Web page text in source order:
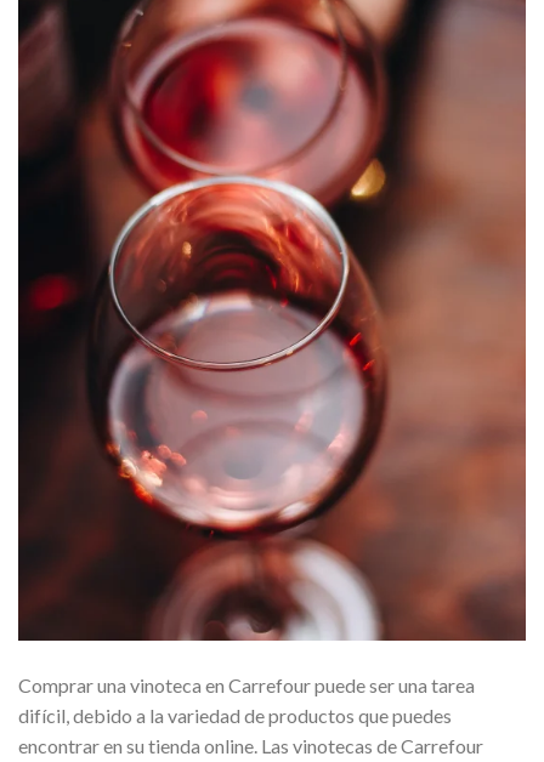
Comprar una vinoteca en Carrefour puede ser una tarea
difícil, debido a la variedad de productos que puedes
encontrar en su tienda online. Las vinotecas de Carrefour